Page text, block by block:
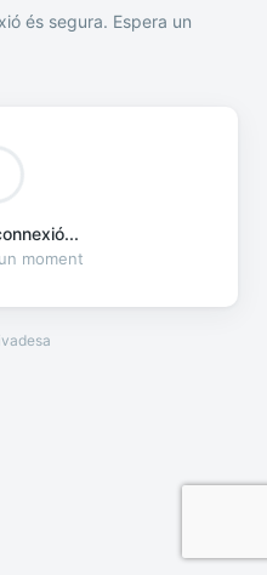
és segura. Espera un
moment